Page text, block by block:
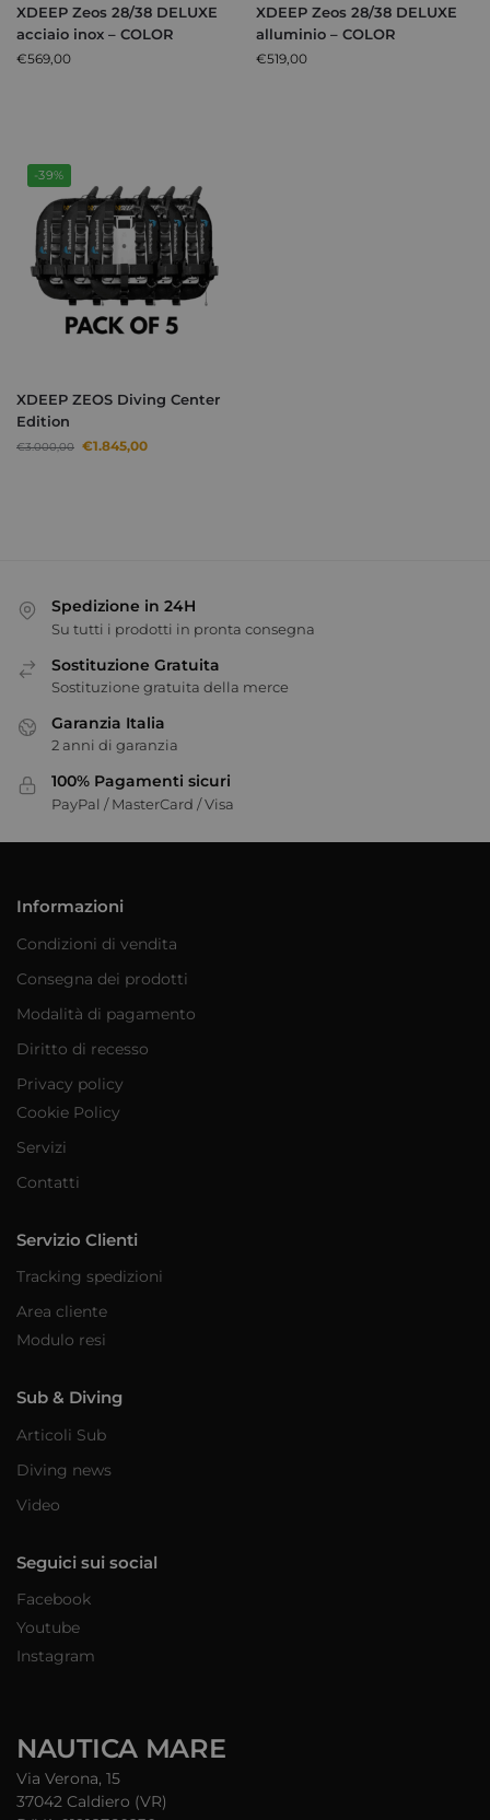
XDEEP Zeos 28/38 DELUXE
acciaio inox – COLOR
€569,00
XDEEP Zeos 28/38 DELUXE
alluminio – COLOR
€519,00
-39%
XDEEP ZEOS Diving Center
Edition
€3.000,00 €1.845,00
Spedizione in 24H
Su tutti i prodotti in pronta consegna
Sostituzione Gratuita
Sostituzione gratuita della merce
Garanzia Italia
2 anni di garanzia
100% Pagamenti sicuri
PayPal / MasterCard / Visa
Informazioni
Condizioni di vendita
Consegna dei prodotti
Modalità di pagamento
Diritto di recesso
Privacy policy
Cookie Policy
Servizi
Contatti
Servizio Clienti
Tracking spedizioni
Area cliente
Modulo resi
Sub & Diving
Articoli Sub
Diving news
Video
Seguici sui social
Facebook
Youtube
Instagram
NAUTICA MARE
Via Verona, 15
37042 Caldiero (VR)